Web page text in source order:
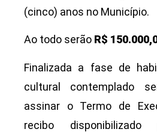
(cinco) anos no Município.
Ao todo serão R$
Finalizada a fase de
cultural contemplado
assinar o Termo de
recibo disponibilizado